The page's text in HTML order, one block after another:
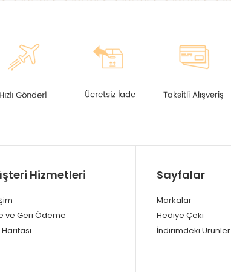
Hizmetleri
ve Geri Ödeme
Sayfalar
Markalar
Hediye Çeki
İndirimdeki Ürünler